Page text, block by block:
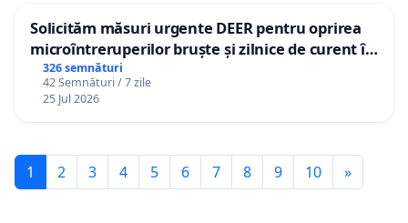
Solicităm măsuri urgente DEER pentru oprirea
microîntreruperilor bruște și zilnice de curent în
Sâncraiu de Mureș și Nazna
326 semnături
42 Semnături / 7 zile
25 Jul 2026
1 2 3 4 5 6 7 8 9 10 »